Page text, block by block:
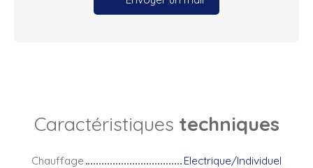
Caractéristiques techniques
Chauffage
Electrique/Individuel